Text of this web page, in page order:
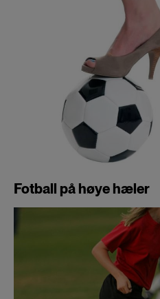
Fotball på høye hæler